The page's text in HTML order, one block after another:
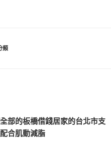
類
部的板橋借錢居家的台北市支
合肌動減脂